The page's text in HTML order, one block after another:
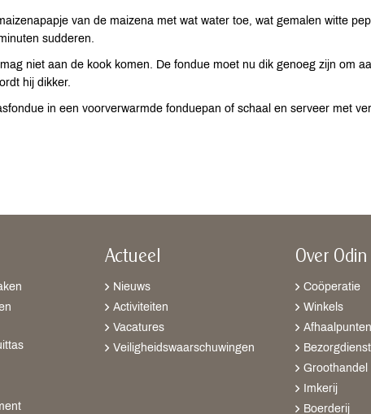
van de maizena met wat water toe, wat gemalen witte
sudderen.
niet aan de kook komen. De fondue moet nu dik genoeg zijn om
hij dikker.
in een voorverwarmde fonduepan of schaal en serveer met
Actueel
Nieuws
Activiteiten
Vacatures
Veiligheidswaarschuwingen
Over Odin
Coöperatie
Winkels
Afhaalpunten
Bezorgdienst
Groothandel
Imkerij
Boerderij